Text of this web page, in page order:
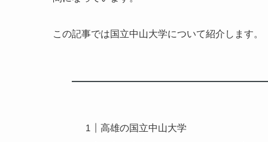
この記事では国立中山大学について紹介します。
高雄の国立中山大学